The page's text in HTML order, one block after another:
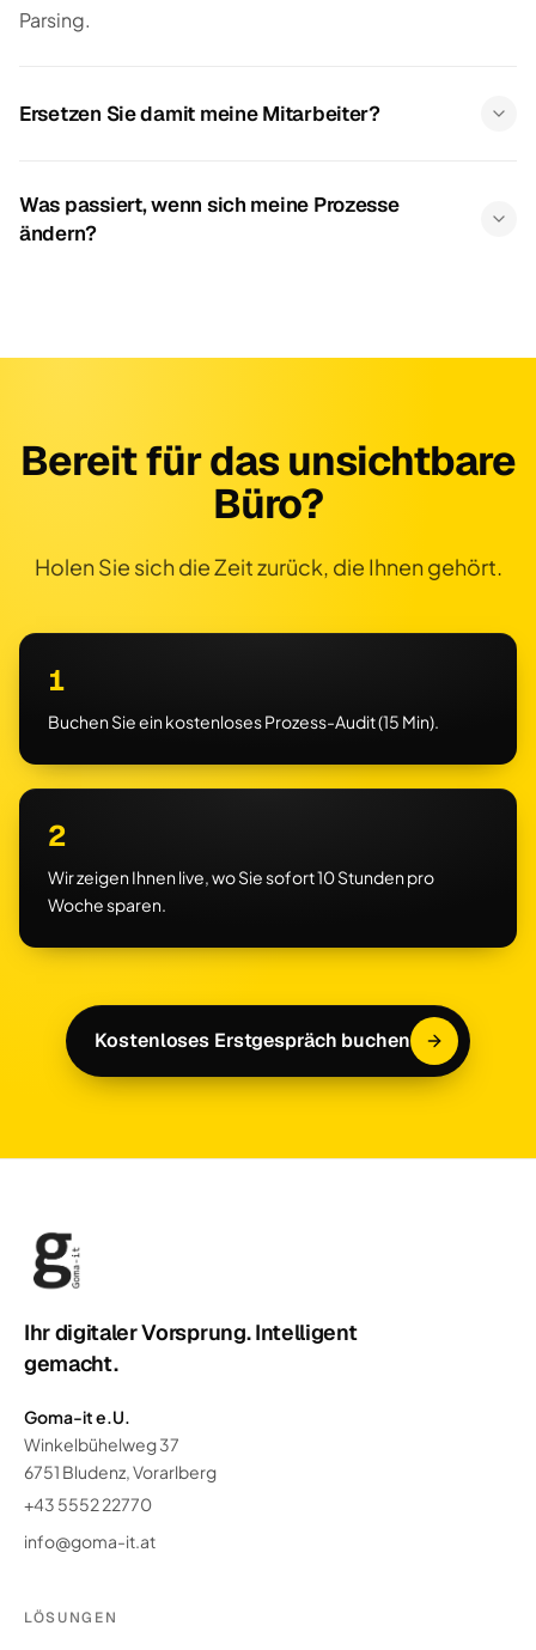
Parsing.
Ersetzen Sie damit meine Mitarbeiter?
Was passiert, wenn sich meine Prozesse
ändern?
Bereit für das unsichtbare
Büro?
Holen Sie sich die Zeit zurück, die Ihnen gehört.
1
Buchen Sie ein kostenloses Prozess-Audit (15 Min).
2
Wir zeigen Ihnen live, wo Sie sofort 10 Stunden pro
Woche sparen.
Kostenloses Erstgespräch buchen
Ihr digitaler Vorsprung. Intelligent
gemacht.
Goma-it e.U.
Winkelbühelweg 37
6751 Bludenz, Vorarlberg
+43 5552 22770
info@goma-it.at
LÖSUNGEN